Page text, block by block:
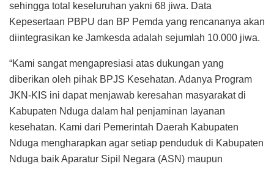
sehingga total keseluruhan yakni 68 jiwa. Data
Kepesertaan PBPU dan BP Pemda yang rencananya akan
diintegrasikan ke Jamkesda adalah sejumlah 10.000 jiwa.
“Kami sangat mengapresiasi atas dukungan yang
diberikan oleh pihak BPJS Kesehatan. Adanya Program
JKN-KIS ini dapat menjawab keresahan masyarakat di
Kabupaten Nduga dalam hal penjaminan layanan
kesehatan. Kami dari Pemerintah Daerah Kabupaten
Nduga mengharapkan agar setiap penduduk di Kabupaten
Nduga baik Aparatur Sipil Negara (ASN) maupun